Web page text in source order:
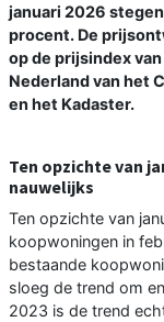
januari 2026
procent. De
op de prijsindex
Nederland van het
en het Kadaster.
Ten opzichte van
nauwelijks
Ten opzichte van
koopwoningen in
bestaande
sloeg de trend om
2023 is de trend